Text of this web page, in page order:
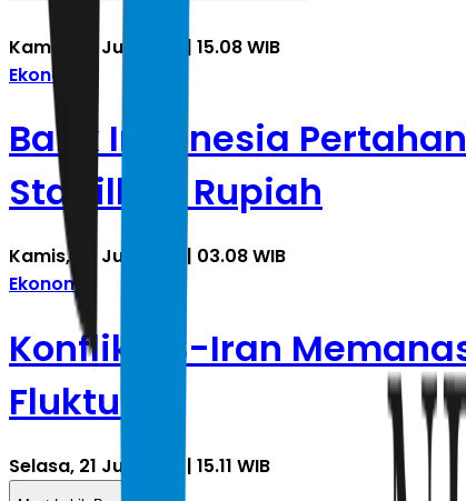
Kamis, 23 Juli 2026 | 15.08 WIB
Ekonomi
Bank Indonesia
Stabilkan Rupiah
Kamis, 23 Juli 2026 | 03.08 WIB
Ekonomi
Konflik AS-Iran
Fluktuatif
Selasa, 21 Juli 2026 | 15.11 WIB